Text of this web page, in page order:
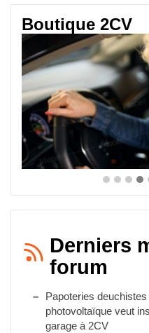
Boutique 2CV
Derniers
forum
Papoteries
photovoltaïque veut
garage à 2CV